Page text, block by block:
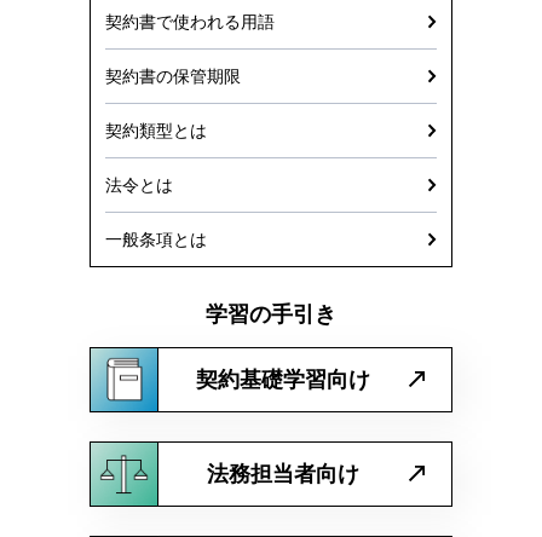
契約書で使われる用語
契約書の保管期限
契約類型とは
法令とは
一般条項とは
学習の手引き
契約基礎学習向け
法務担当者向け